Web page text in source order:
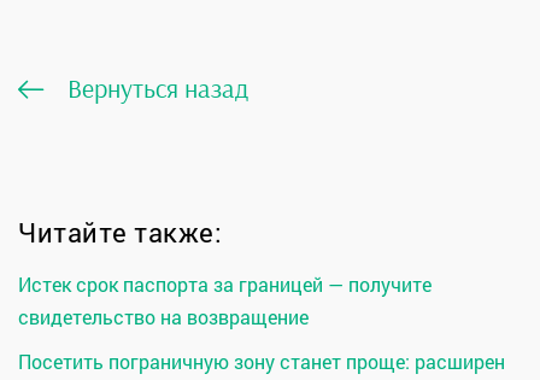
Вернуться назад
Читайте также:
Истек срок паспорта за границей — получите
свидетельство на возвращение
Посетить пограничную зону станет проще: расширен